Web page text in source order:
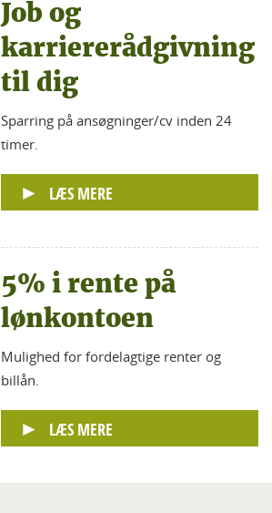
Job og
karriererådgivning
til dig
Sparring på ansøgninger/cv inden 24
timer.
LÆS MERE
5% i rente på
lønkontoen
Mulighed for fordelagtige renter og
billån.
LÆS MERE